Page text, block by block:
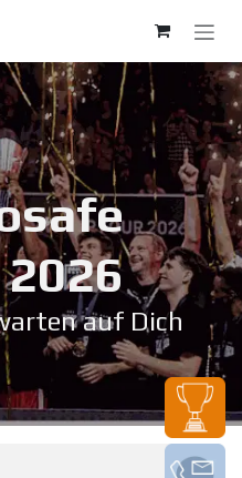
auf Dich